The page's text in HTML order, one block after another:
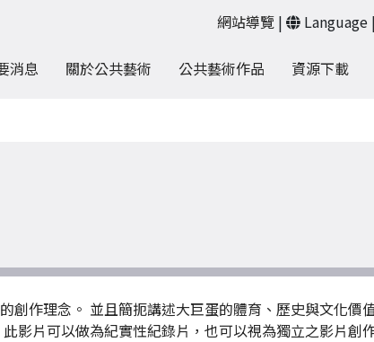
網站導覽 | Language |
消息 關於公共藝術 公共藝術作品 資源下載
創作理念。 並且簡扼講述大巨蛋的體育、歷史與文化價
影片可以做為紀實性紀錄片，也可以視為獨立之影片創